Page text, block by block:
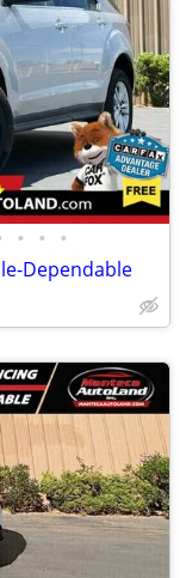
• • •
Dependable